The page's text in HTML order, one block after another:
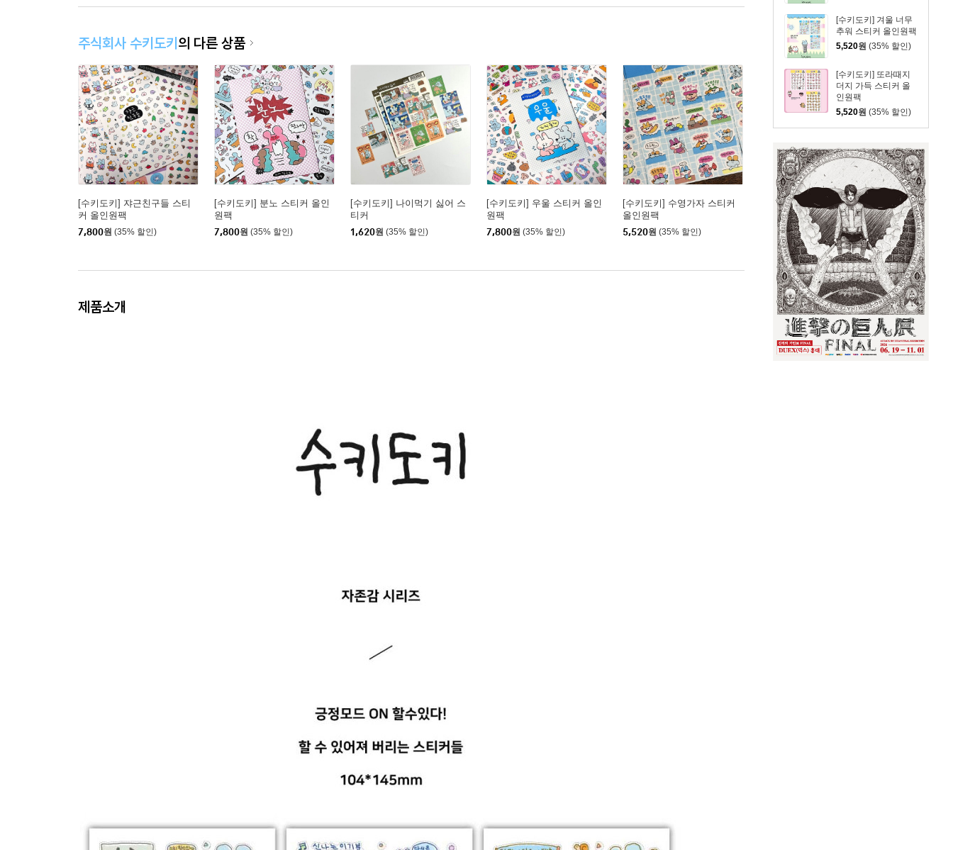
[수키도키] 겨울 너무
추워 스티커 올인원팩
5,520원 (35% 할인)
[수키도키] 또라때지
더지 가득 스티커 올
인원팩
5,520원 (35% 할인)
주식회사 수키도키의 다른 상품
[수키도키] 쟈근친구들 스티
커 올인원팩
7,800원 (35% 할인)
[수키도키] 분노 스티커 올인
원팩
7,800원 (35% 할인)
[수키도키] 나이먹기 싫어 스
티커
1,620원 (35% 할인)
[수키도키] 우울 스티커 올인
원팩
7,800원 (35% 할인)
[수키도키] 수영가자 스티커
올인원팩
5,520원 (35% 할인)
제품소개